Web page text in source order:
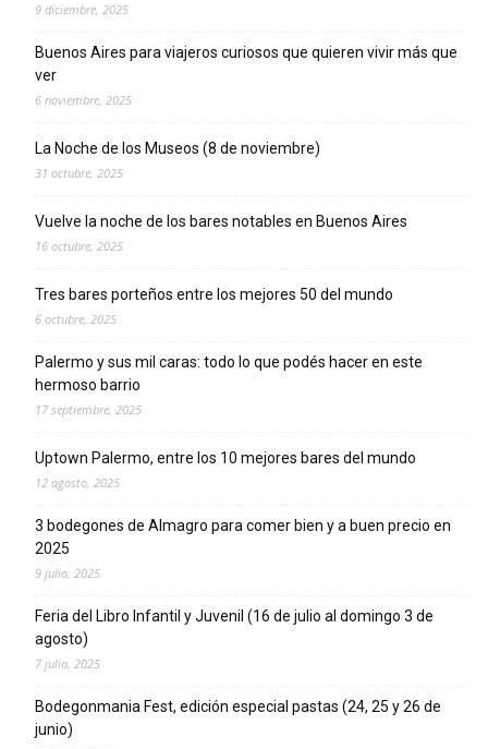
9 diciembre, 2025
Buenos Aires para viajeros curiosos que quieren vivir más que
ver
6 noviembre, 2025
La Noche de los Museos (8 de noviembre)
31 octubre, 2025
Vuelve la noche de los bares notables en Buenos Aires
16 octubre, 2025
Tres bares porteños entre los mejores 50 del mundo
6 octubre, 2025
Palermo y sus mil caras: todo lo que podés hacer en este
hermoso barrio
17 septiembre, 2025
Uptown Palermo, entre los 10 mejores bares del mundo
12 agosto, 2025
3 bodegones de Almagro para comer bien y a buen precio en
2025
9 julio, 2025
Feria del Libro Infantil y Juvenil (16 de julio al domingo 3 de
agosto)
7 julio, 2025
Bodegonmania Fest, edición especial pastas (24, 25 y 26 de
junio)